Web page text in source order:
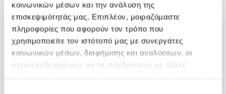
κοινωνικών μέσων και την ανάλυση της
επισκεψιμότητάς μας. Επιπλέον, μοιραζόμαστε
πληροφορίες που αφορούν τον τρόπο που
χρησιμοποιείτε τον ιστότοπό μας με συνεργάτες
κοινωνικών μέσων, διαφήμισης και αναλύσεων, οι
οποίοι ενδεχομένως να τις συνδυάσουν με άλλες
πληροφορίες που τους έχετε παραχωρήσει ή τις οποίες
Επιστημονικά υπεύθυνος
ΚΟΛΤΣΙΔΟΠΟΥΛΟΣ ΠΕΤΡΟΣ